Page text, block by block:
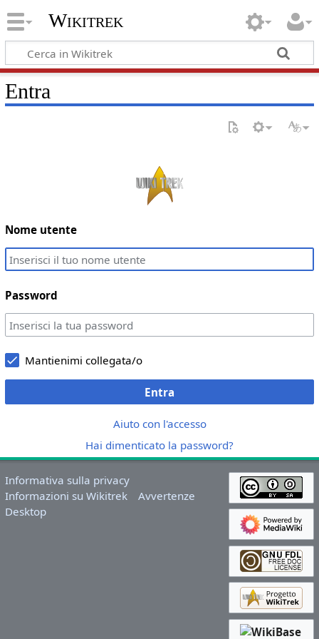
Wikitrek
Entra
Nome utente
Password
Mantienimi collegata/o
Entra
Aiuto con l'accesso
Hai dimenticato la password?
Informativa sulla privacy
Informazioni su Wikitrek
Avvertenze
Desktop